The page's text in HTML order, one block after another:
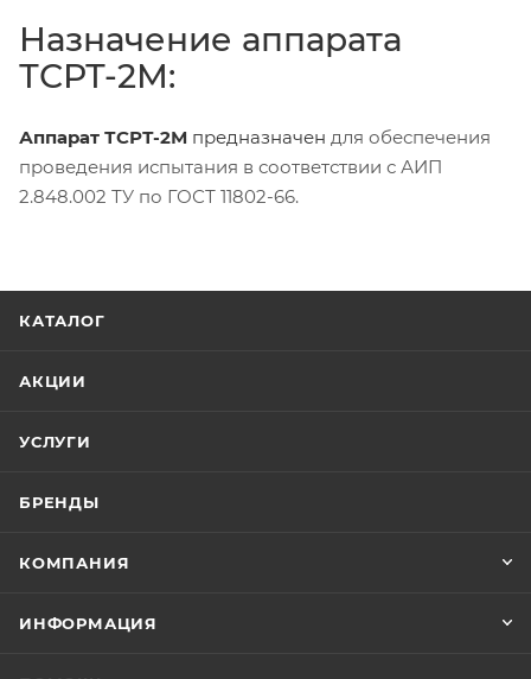
Назначение аппарата
ТСРТ-2М:
Аппарат ТСРТ-2М предназначен для обеспечения
проведения испытания в соответствии с АИП
2.848.002 ТУ по ГОСТ 11802-66.
КАТАЛОГ
АКЦИИ
УСЛУГИ
БРЕНДЫ
КОМПАНИЯ
ИНФОРМАЦИЯ